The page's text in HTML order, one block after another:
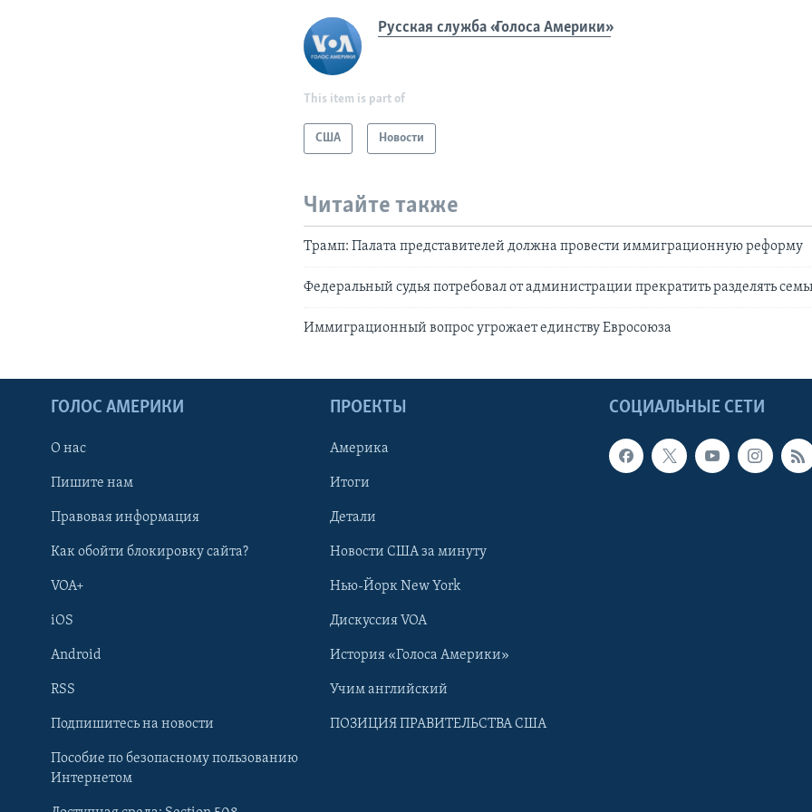
Learning English
Русская служба «Голоса Америки»
This item is part of
США Новости
Читайте также
Трамп: Палата представителей должна провести иммиграционную реформу
Федеральный судья потребовал от администрации прекратить разделять
Иммиграционный вопрос угрожает единству Евросоюза
СОЦИАЛЬНЫЕ СЕТИ
ГОЛОС АМЕРИКИ
О нас
Пишите нам
Правовая информация
Как обойти блокировку сайта?
VOA+
iOS
Android
RSS
Подпишитесь на новости
Пособие по безопасному пользованию
Интернетом
ПРОЕКТЫ
Америка
Итоги
Детали
Новости США за минуту
Нью-Йорк New York
Дискуссия VOA
История «Голоса Америки»
Учим английский
ПОЗИЦИЯ ПРАВИТЕЛЬСТВА США